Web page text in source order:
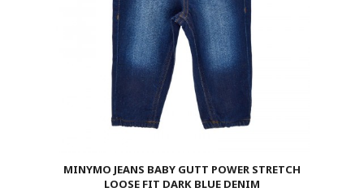
MINYMO JEANS BABY GUTT POWER STRETCH
LOOSE FIT DARK BLUE DENIM